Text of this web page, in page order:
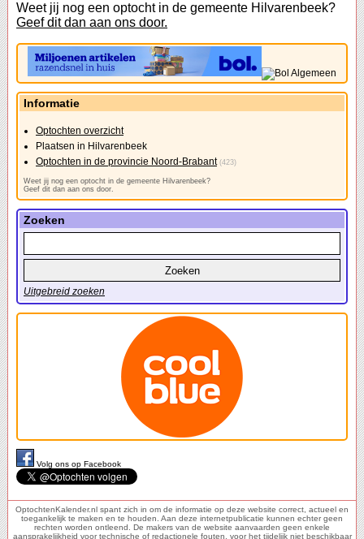
Weet jij nog een optocht in de gemeente Hilvarenbeek?
Geef dit dan aan ons door.
Informatie
Optochten overzicht
Plaatsen in Hilvarenbeek
Optochten in de provincie Noord-Brabant (423)
Weet jij nog een optocht in de gemeente Hilvarenbeek?
Geef dit dan aan ons door.
Zoeken
Uitgebreid zoeken
Volg ons op Facebook
OptochtenKalender.nl spant zich in om de informatie op deze website correct, actueel en
toegankelijk te maken en te houden. Aan deze internetpublicatie kunnen echter geen
rechten worden ontleend. De makers van de website aanvaarden geen enkele
aansprakelijkheid voor technische of redactionele fouten, voor het tijdelijk niet beschikbaar